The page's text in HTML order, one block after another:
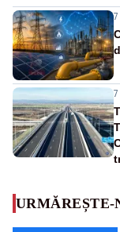
7
7
URMĂREȘTE-